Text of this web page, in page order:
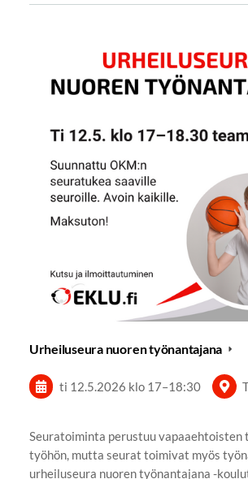
Urheiluseura nuoren työnantajana
ti 12.5.2026 klo 17–18:30
Seuratoiminta perustuu vapaaehtoisten
työhön, mutta seurat toimivat myös
urheiluseura nuoren työnantajana -